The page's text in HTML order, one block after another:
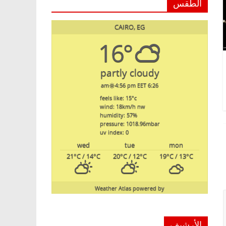
الطقس
CAIRO, EG
16°
partly cloudy
6:26 am
4:56 pm EET
feels like: 15°c
wind: 18km/h nw
humidity: 57%
pressure: 1018.96mbar
uv index: 0
mon
tue
wed
19°C/ 13°C
20°C/ 12°C
21°C/ 14°C
powered by
Weather Atlas